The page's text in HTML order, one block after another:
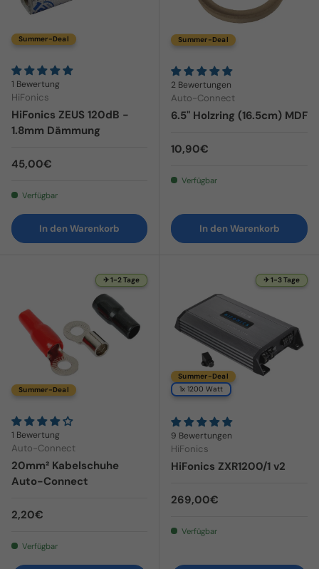
Summer-Deal
1 Bewertung
HiFonics
HiFonics ZEUS 120dB -
1.8mm Dämmung
Normaler Preis
45,00€
Verfügbar
In den Warenkorb
Summer-Deal
2 Bewertungen
Auto-Connect
6.5" Holzring (16.5cm) MDF
Normaler Preis
10,90€
Verfügbar
In den Warenkorb
✈ 1-2 Tage
Summer-Deal
1 Bewertung
Auto-Connect
20mm² Kabelschuhe
Auto-Connect
Normaler Preis
2,20€
Verfügbar
✈ 1-3 Tage
Summer-Deal
1x 1200 Watt
9 Bewertungen
HiFonics
HiFonics ZXR1200/1 v2
Normaler Preis
269,00€
Verfügbar